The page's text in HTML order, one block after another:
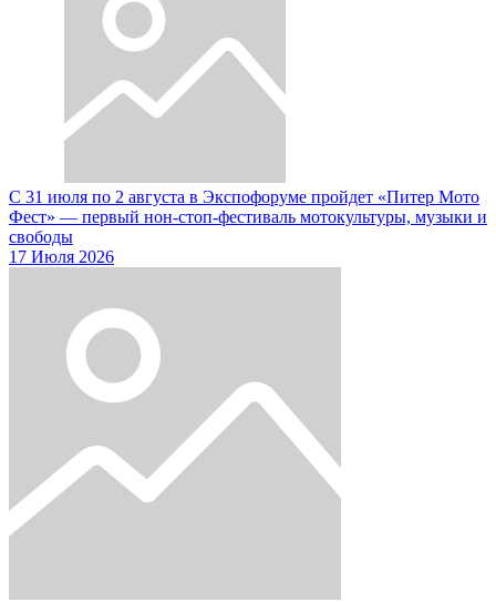
С 31 июля по 2 августа в Экспофоруме пройдет «Питер Мото
Фест» — первый нон-стоп-фестиваль мотокультуры, музыки и
свободы
17 Июля 2026